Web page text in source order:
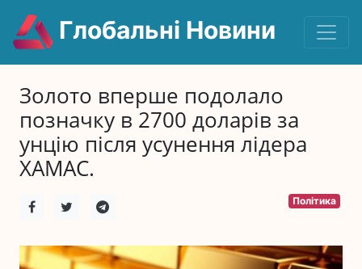
Глобальні Новини
Золото вперше подолало
позначку в 2700 доларів за
унцію після усунення лідера
ХАМАС.
Політика